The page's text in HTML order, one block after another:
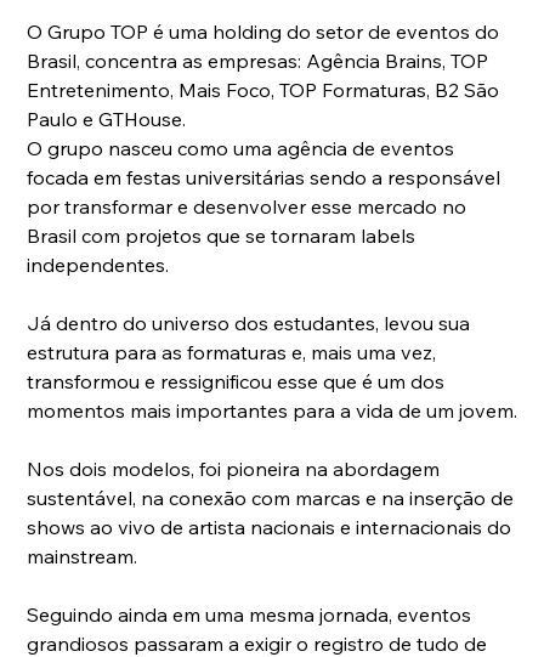
O Grupo TOP é uma holding do setor de eventos do
Brasil, concentra as empresas: Agência Brains, TOP
Entretenimento, Mais Foco, TOP Formaturas, B2 São
Paulo e GTHouse.
O grupo nasceu como uma agência de eventos
focada em festas universitárias sendo a responsável
por transformar e desenvolver esse mercado no
Brasil com projetos que se tornaram labels
independentes.
Já dentro do universo dos estudantes, levou sua
estrutura para as formaturas e, mais uma vez,
transformou e ressignificou esse que é um dos
momentos mais importantes para a vida de um jovem.
Nos dois modelos, foi pioneira na abordagem
sustentável, na conexão com marcas e na inserção de
shows ao vivo de artista nacionais e internacionais do
mainstream.
Seguindo ainda em uma mesma jornada, eventos
grandiosos passaram a exigir o registro de tudo de